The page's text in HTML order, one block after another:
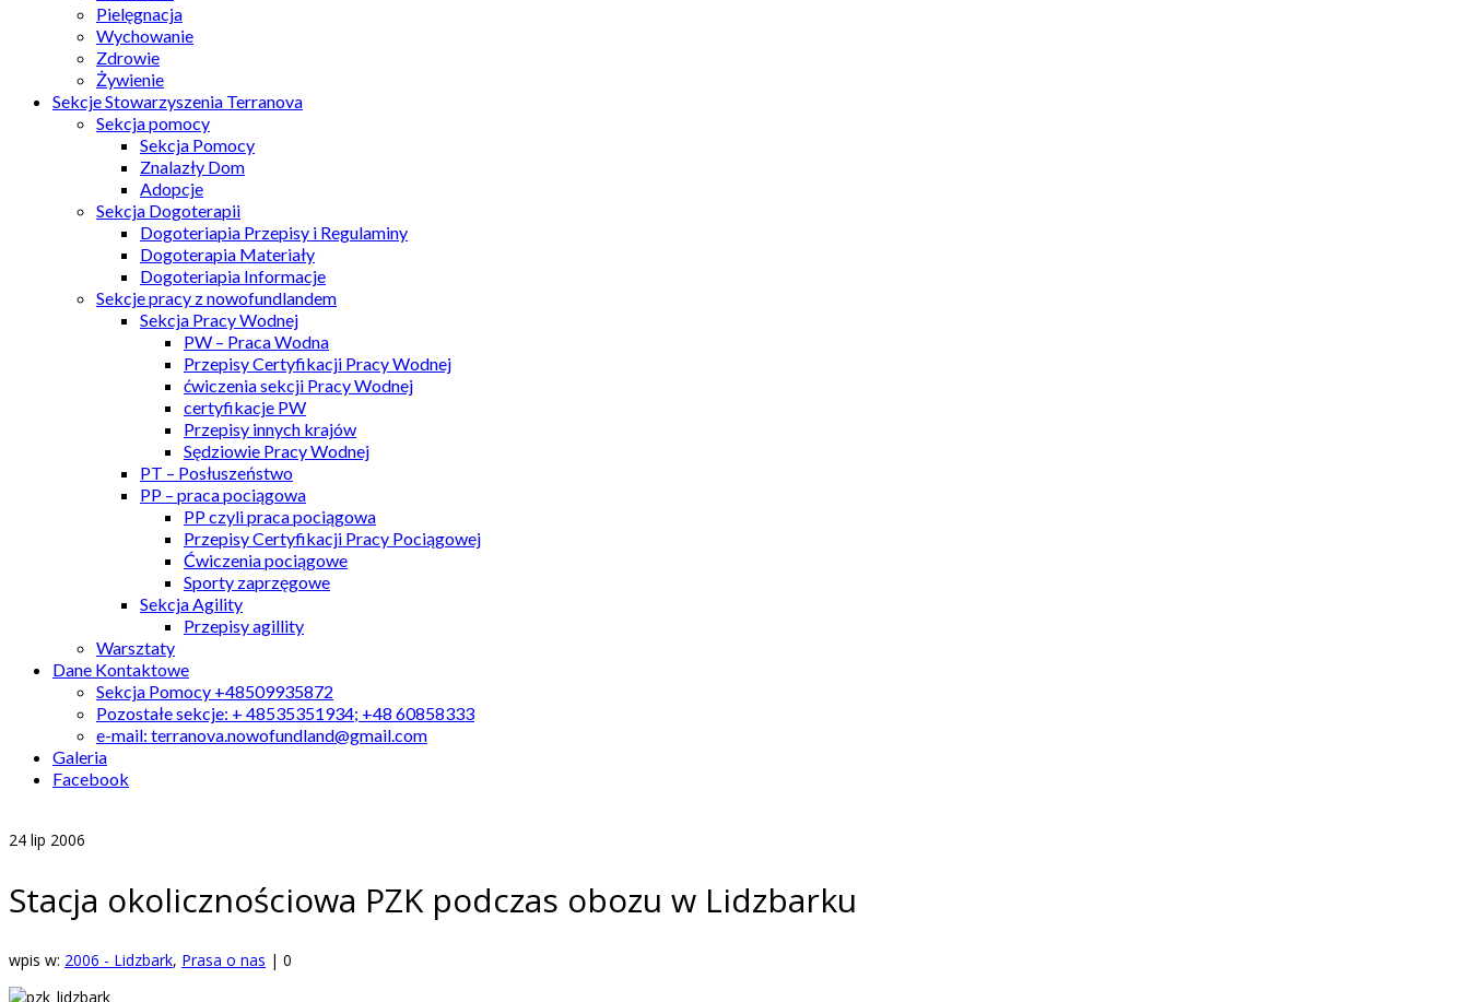
Pielęgnacja
Wychowanie
Zdrowie
Żywienie
Sekcje Stowarzyszenia Terranova
Sekcja pomocy
Sekcja Pomocy
Znalazły Dom
Adopcje
Sekcja Dogoterapii
Dogoteriapia Przepisy i Regulaminy
Dogoterapia Materiały
Dogoteriapia Informacje
Sekcje pracy z nowofundlandem
Sekcja Pracy Wodnej
PW – Praca Wodna
Przepisy Certyfikacji Pracy Wodnej
ćwiczenia sekcji Pracy Wodnej
certyfikacje PW
Przepisy innych krajów
Sędziowie Pracy Wodnej
PT – Posłuszeństwo
PP – praca pociągowa
PP czyli praca pociągowa
Przepisy Certyfikacji Pracy Pociągowej
Ćwiczenia pociągowe
Sporty zaprzęgowe
Sekcja Agility
Przepisy agillity
Warsztaty
Dane Kontaktowe
Sekcja Pomocy +48509935872
Pozostałe sekcje: + 48535351934; +48 60858333
e-mail: terranova.nowofundland@gmail.com
Galeria
Facebook
24 lip 2006
Stacja okolicznościowa PZK podczas obozu w Lidzbarku
wpis w: 2006 - Lidzbark, Prasa o nas | 0